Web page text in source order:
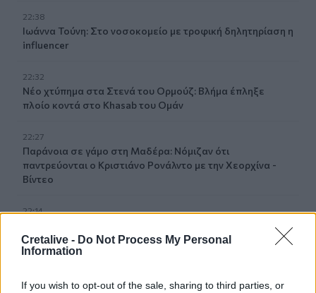
Cretalive - Do Not Process My Personal
Information
If you wish to opt-out of the sale, sharing to third parties, or
22:38
Ιωάννα Τούνη: Στο νοσοκομείο με τροφική δηλητηρίαση η
influencer
22:32
Νέο χτύπημα στα Στενά του Ορμούζ: Βλήμα έπληξε
πλοίο κοντά στο Khasab του Ομάν
22:27
Παράνοια σε γάμο στη Μαδέρα: Νόμιζαν ότι
παντρεύονται ο Κριστιάνο Ρονάλντο με την Χεορχίνα -
Βίντεο
22:14
22:11
ο ποδοσφαιριστής του ΠΑΟΚ